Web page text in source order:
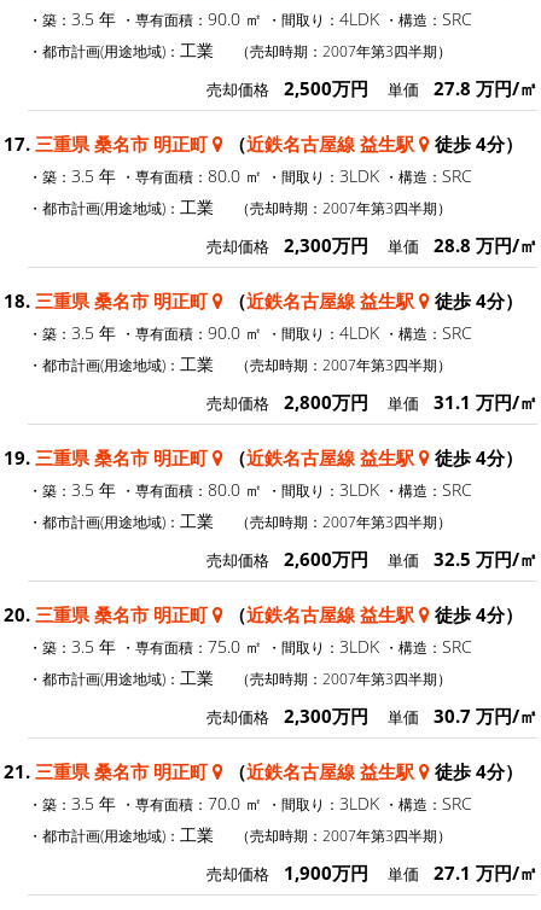
・築： 3.5 年 ・専有面積： 90.0 ㎡ ・間取り： 4LDK ・構造： SRC
・都市計画(用途地域)： 工業 （売却時期：2007年第3四半期）
売却価格 2,500万円 単価 27.8 万円/㎡
17. 三重県 桑名市 明正町 （近鉄名古屋線 益生駅 徒歩 4分）
・築： 3.5 年 ・専有面積： 80.0 ㎡ ・間取り： 3LDK ・構造： SRC
・都市計画(用途地域)： 工業 （売却時期：2007年第3四半期）
売却価格 2,300万円 単価 28.8 万円/㎡
18. 三重県 桑名市 明正町 （近鉄名古屋線 益生駅 徒歩 4分）
・築： 3.5 年 ・専有面積： 90.0 ㎡ ・間取り： 4LDK ・構造： SRC
・都市計画(用途地域)： 工業 （売却時期：2007年第3四半期）
売却価格 2,800万円 単価 31.1 万円/㎡
19. 三重県 桑名市 明正町 （近鉄名古屋線 益生駅 徒歩 4分）
・築： 3.5 年 ・専有面積： 80.0 ㎡ ・間取り： 3LDK ・構造： SRC
・都市計画(用途地域)： 工業 （売却時期：2007年第3四半期）
売却価格 2,600万円 単価 32.5 万円/㎡
20. 三重県 桑名市 明正町 （近鉄名古屋線 益生駅 徒歩 4分）
・築： 3.5 年 ・専有面積： 75.0 ㎡ ・間取り： 3LDK ・構造： SRC
・都市計画(用途地域)： 工業 （売却時期：2007年第3四半期）
売却価格 2,300万円 単価 30.7 万円/㎡
21. 三重県 桑名市 明正町 （近鉄名古屋線 益生駅 徒歩 4分）
・築： 3.5 年 ・専有面積： 70.0 ㎡ ・間取り： 3LDK ・構造： SRC
・都市計画(用途地域)： 工業 （売却時期：2007年第3四半期）
売却価格 1,900万円 単価 27.1 万円/㎡